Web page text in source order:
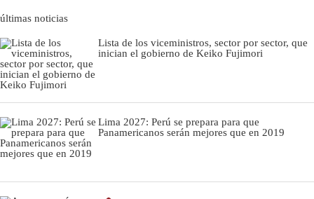
últimas noticias
Lista de los viceministros, sector por sector, que
inician el gobierno de Keiko Fujimori
Lima 2027: Perú se prepara para que
Panamericanos serán mejores que en 2019